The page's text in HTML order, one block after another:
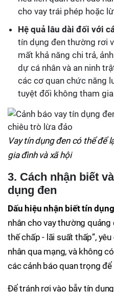
cho vay trái phép hoặc
Hệ quả lâu dài đối với
tín dụng đen thường rơi
mất khả năng chi trả,
dự cá nhân và an ninh
các cơ quan chức năng
tuyệt đối không tham
Vay tín dụng đen có thể để
gia đình và xã hội
3. Cách nhận biết
dụng đen
Dấu hiệu nhận biết tín
nhân cho vay thường quảng
thế chấp - lãi suất thấp”,
nhân qua mạng, và không
các cảnh báo quan trọng
Để tránh rơi vào bẫy tín